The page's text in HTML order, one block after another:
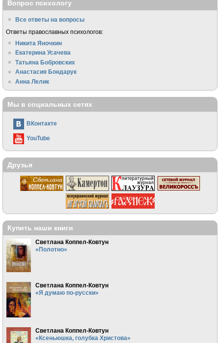
Вопрос психологу
Все ответы на вопросы
Ответы православных психологов:
Никита Яночкин
Екатерина Усачева
Татьяна Бобровских
Анастасия Бондарук
Анна Лелик
Мы в социальных сетях
ВКонтакте
YouTube
Друзья
Купить наши книги
Светлана Коппел-Ковтун
«Полотно»
Светлана Коппел-Ковтун
«Я думаю по-русски»
Светлана Коппел-Ковтун
«Ксеньюшка, голубка Христова»